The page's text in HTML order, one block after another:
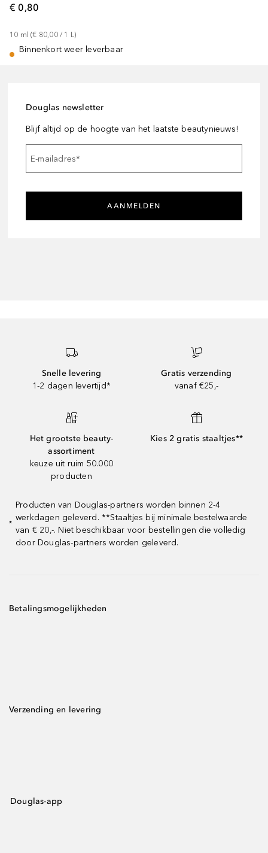
€ 0,80
10 ml (€ 80,00 / 1 L)
Binnenkort weer leverbaar
Douglas newsletter
Blijf altijd op de hoogte van het laatste beautynieuws!
E-mailadres*
AANMELDEN
Snelle levering
1-2 dagen levertijd*
Gratis verzending
vanaf €25,-
Het grootste beauty-
assortiment
keuze uit ruim 50.000
producten
Kies 2 gratis staaltjes**
*
Producten van Douglas-partners worden binnen 2-4
werkdagen geleverd. **Staaltjes bij minimale bestelwaarde
van € 20,-. Niet beschikbaar voor bestellingen die volledig
door Douglas-partners worden geleverd.
Betalingsmogelijkheden
Verzending en levering
Douglas-app